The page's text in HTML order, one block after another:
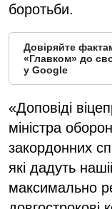
боротьби.
Довіряйте
«Главком» до
у Google
«Доповіді
міністра
закордонних
які дадуть
максимально